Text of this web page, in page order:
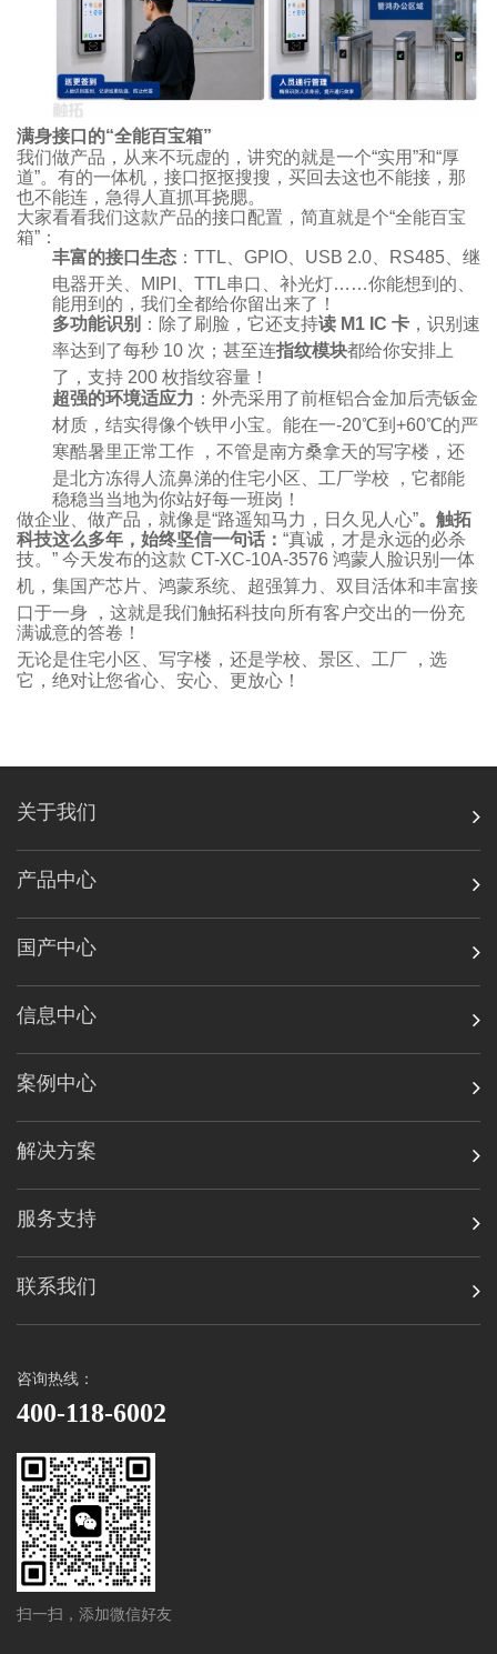
满身接口的“全能百宝箱”
我们做产品，从来不玩虚的，讲究的就是一个“实用”和“厚
道”。有的一体机，接口抠抠搜搜，买回去这也不能接，那
也不能连，急得人直抓耳挠腮。
大家看看我们这款产品的接口配置，简直就是个“全能百宝
箱”：
丰富的接口生态 ：TTL、GPIO、USB 2.0、RS485、继
电器开关、MIPI、TTL串口、补光灯……你能想到的、
能用到的，我们全都给你留出来了！
多功能识别 ：除了刷脸，它还支持读 M1 IC 卡 ，识别速
率达到了每秒 10 次 ；甚至连指纹模块都给你安排上
了，支持 200 枚指纹容量 ！
超强的环境适应力 ：外壳采用了前框铝合金加后壳钣金
材质，结实得像个铁甲小宝。能在一-20℃到+60℃的严
寒酷暑里正常工作
，不管是南方桑拿天的写字楼，还
是北方冻得人流鼻涕的住宅小区、工厂学校
，它都能
稳稳当当地为你站好每一班岗！
做企业、做产品，就像是“路遥知马力，日久见人心”。触拓
科技这么多年，始终坚信一句话： “真诚，才是永远的必杀
技。” 今天发布的这款 CT-XC-10A-3576 鸿蒙人脸识别一体
机 ，集国产芯片、鸿蒙系统、超强算力、双目活体和丰富接
口于一身
，这就是我们触拓科技向所有客户交出的一份充
满诚意的答卷！
无论是住宅小区、写字楼，还是学校、景区、工厂
，选
它，绝对让您省心、安心、更放心！
关于我们
产品中心
国产中心
信息中心
案例中心
解决方案
服务支持
联系我们
咨询热线：
400-118-6002
扫一扫，添加微信好友